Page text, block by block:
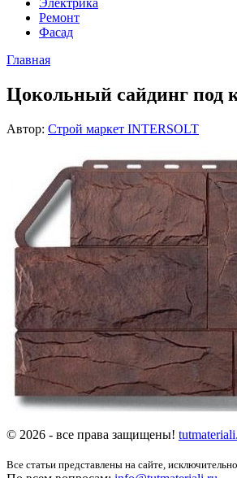
Электрика
Ремонт
Фасад
Главная
Цокольный сайдинг под
Автор: Строй маркет INTERSOLT
© 2026 - все права защищены!
Все статьи представлены на сайте,